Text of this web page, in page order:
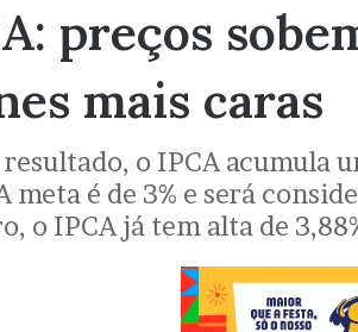
preços
mais caras
o IPCA acumula
meta é de 3% e será
o IPCA já tem alta de